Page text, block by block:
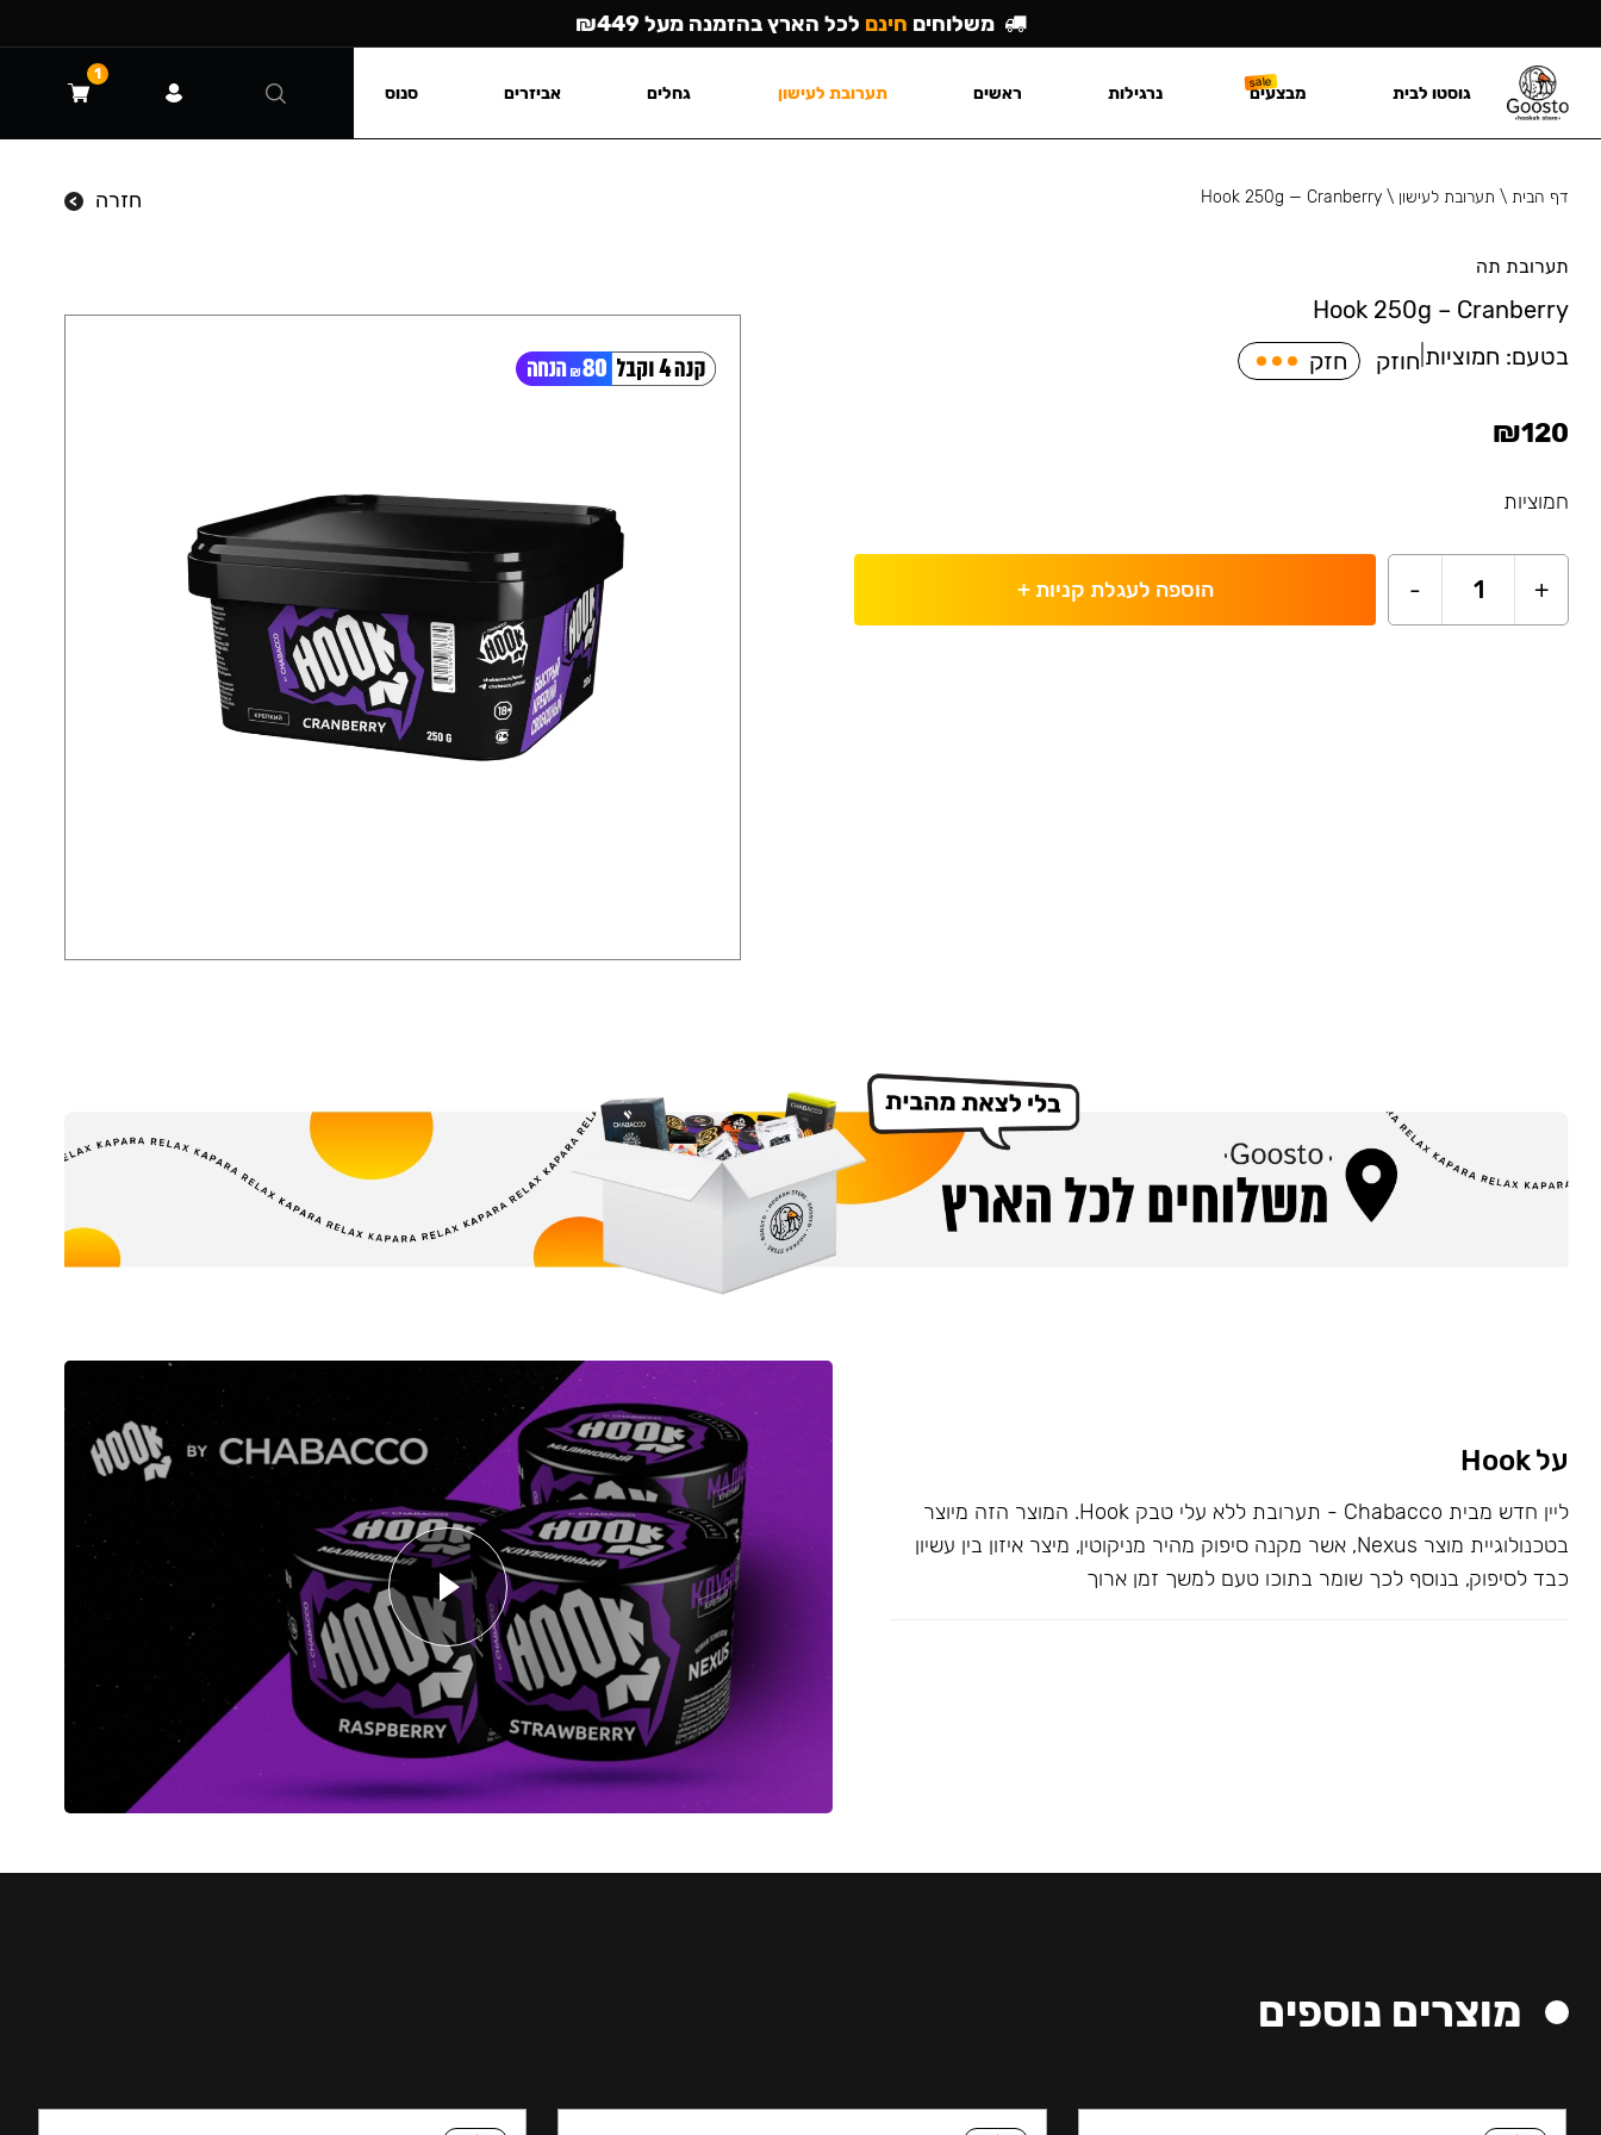
דף הבית\ תערובת לעישון \
Hook 250g — Cranberry חזרה
תערובת תה
Hook 250g – Cranberry
בטעם: חמוציות חוזק חזק
₪120
חמוציות
+
1
- הוספה לעגלת קניות+
על Hook
ליין חדש מבית Chabacco - תערובת ללא עלי טבק Hook. המוצר הזה מיוצר
בטכנולוגיית מוצר Nexus, אשר מקנה סיפוק מהיר מניקוטין, מיצר איזון בין עשיון
כבד לסיפוק, בנוסף לכך שומר בתוכו טעם למשך זמן ארוך
מוצרים נוספים
משלוחים חינם לכל הארץ בהזמנה מעל ₪449
גוסטו לבית מבצעים נרגילות ראשים תערובת לעישון גחלים אביזרים סנוס
1